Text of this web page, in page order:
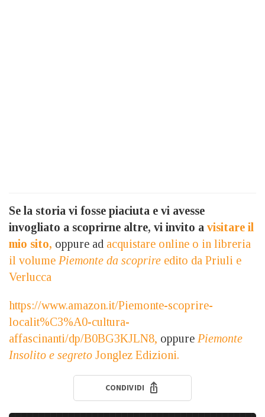
Se la storia vi fosse piaciuta e vi avesse
invogliato a scoprirne altre, vi invito a visitare il
mio sito, oppure ad acquistare online o in libreria
il volume Piemonte da scoprire edito da Priuli e
Verlucca
https://www.amazon.it/Piemonte-scoprire-
localit%C3%A0-cultura-
affascinanti/dp/B0BG3KJLN8, oppure Piemonte
Insolito e segreto Jonglez Edizioni.
CONDIVIDI